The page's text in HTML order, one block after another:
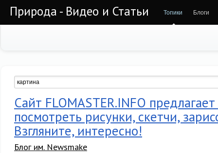
Природа - Видео и Статьи Топики Блоги
Сайт FLOMASTER.INFO
посмотреть рисунки, скетчи,
Взгляните, интересно!
Блог им. Newsmake